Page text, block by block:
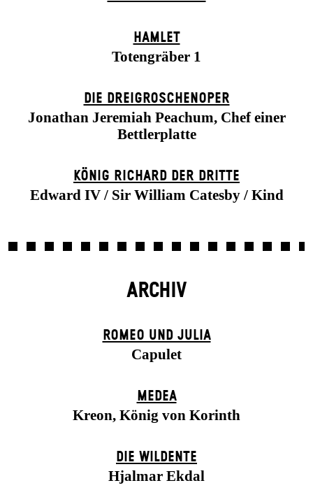
HAMLET
Totengräber 1
DIE DREI­GROSCHEN­OPER
Jonathan Jeremiah Peachum, Chef einer
Bettlerplatte
KÖNIG RICHARD DER DRITTE
Edward IV / Sir William Catesby / Kind
ARCHIV
ROMEO UND JULIA
Capulet
MEDEA
Kreon, König von Korinth
DIE WILDENTE
Hjalmar Ekdal